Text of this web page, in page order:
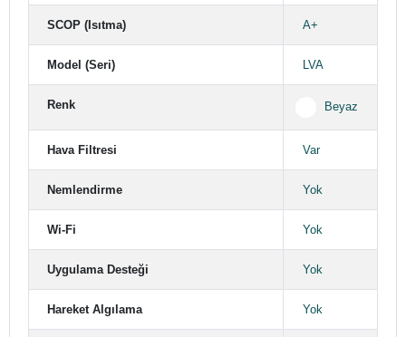
SCOP (Isıtma) A+
Model (Seri) LVA
Renk Beyaz
Hava Filtresi Var
Nemlendirme Yok
Wi-Fi Yok
Uygulama Desteği Yok
Hareket Algılama Yok